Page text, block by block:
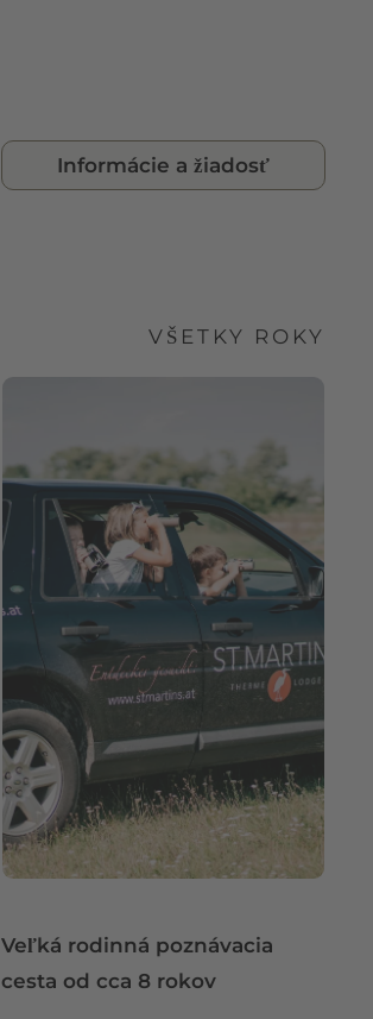
Informácie a žiadosť
VŠETKY ROKY
Veľká rodinná poznávacia
cesta od cca 8 rokov